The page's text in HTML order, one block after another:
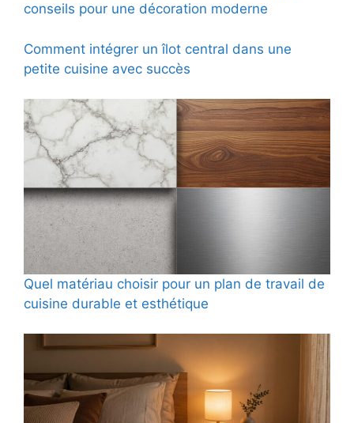
conseils pour une décoration moderne
Comment intégrer un îlot central dans une
petite cuisine avec succès
Quel matériau choisir pour un plan de travail de
cuisine durable et esthétique